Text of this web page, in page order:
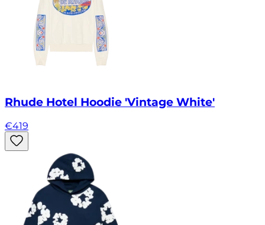
Rhude Hotel Hoodie 'Vintage White'
€419